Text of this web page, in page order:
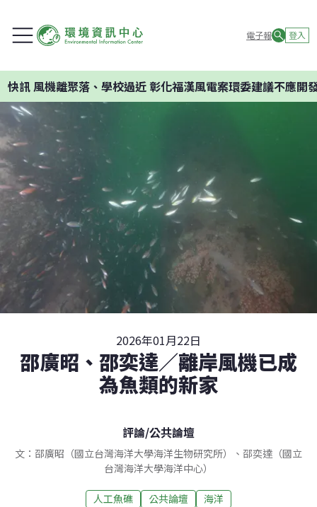
電子報 登入
校過近 彰化福漢風電案環委建議不應開發
2026年01月22日
邵廣昭、邵奕達／離岸風機已成
為魚類的新家
評論/公共論壇
文：邵廣昭（國立台灣海洋大學海洋生物研究所）、邵奕達（國立
台灣海洋大學海洋中心）
人工魚礁 公共論壇 海洋